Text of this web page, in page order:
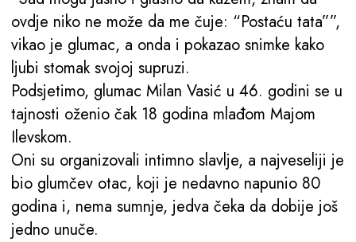
ovdje niko ne može da me čuje: “Postaću tata””,
vikao je glumac, a onda i pokazao snimke kako
ljubi stomak svojoj supruzi.
Podsjetimo, glumac Milan Vasić u 46. godini se u
tajnosti oženio čak 18 godina mlađom Majom
Ilevskom.
Oni su organizovali intimno slavlje, a najveseliji je
bio glumčev otac, koji je nedavno napunio 80
godina i, nema sumnje, jedva čeka da dobije još
jedno unuče.